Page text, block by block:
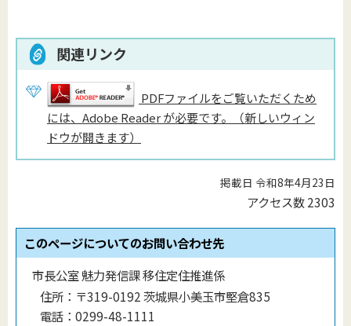
関連リンク
PDFファイルをご覧いただくため
には、Adobe Reader が必要です。（新しいウィン
ドウが開きます）
掲載日 令和8年4月23日
アクセス数2303
このページについてのお問い合わせ先
市長公室 魅力発信課 移住定住推進係
住所： 〒319-0192 茨城県小美玉市堅倉835
電話： 0299-48-1111